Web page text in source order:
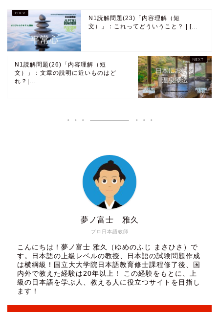
N1読解問題(23)「内容理解（短
文）」：これってどういうこと？ | [...
N1読解問題(26)「内容理解（短
文）」：文章の説明に近いものはど
れ？|...
プロ日本語教師
夢ノ富士 雅久
こんにちは！夢ノ富士 雅久（ゆめのふじ まさひさ）で
す。日本語の上級レベルの教授、日本語の試験問題作成
は横綱級！国立大大学院日本語教育修士課程修了後、国
内外で教えた経験は20年以上！ この経験をもとに、上
級の日本語を学ぶ人、教える人に役立つサイトを目指し
ます！